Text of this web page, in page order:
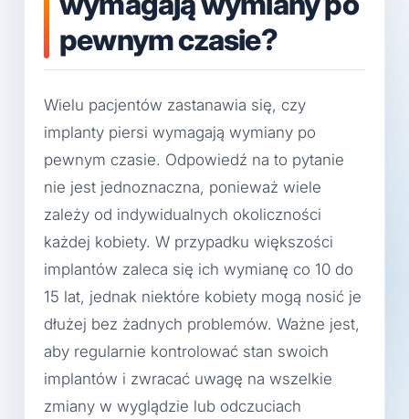
pewnym czasie?
Wielu pacjentów zastanawia się, czy
implanty piersi wymagają wymiany po
pewnym czasie. Odpowiedź na to pytanie
nie jest jednoznaczna, ponieważ wiele
zależy od indywidualnych okoliczności
każdej kobiety. W przypadku większości
implantów zaleca się ich wymianę co 10 do
15 lat, jednak niektóre kobiety mogą nosić je
dłużej bez żadnych problemów. Ważne jest,
aby regularnie kontrolować stan swoich
implantów i zwracać uwagę na wszelkie
zmiany w wyglądzie lub odczuciach